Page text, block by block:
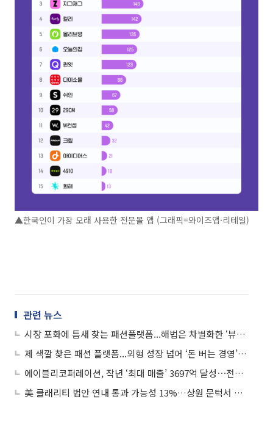
▲한국인이 가장 오래 사용한 전문몰 앱 (그래픽=와이즈앱·리테일)
관련 뉴스
시장 포화에 틈새 찾는 패션플랫폼...해법은 차별화한 ‘뷰티 PB’
제 색깔 찾은 패션 플랫폼...외형 성장 넘어 ‘돈 버는 경영’ 본궤도
에이블리코퍼레이션, 작년 ‘최대 매출’ 3697억 달성⋯전년비 10.6%↑
美 클래리티 법안 연내 통과 가능성 13%…상원 문턱서 제동